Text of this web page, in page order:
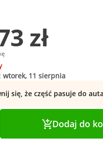
zł
wtorek, 11 sierpnia
się, że część pasuje do auta
Dodaj do